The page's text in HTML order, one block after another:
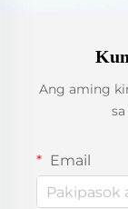
Ang aming
Email